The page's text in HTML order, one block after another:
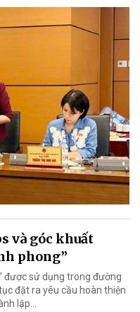
và góc khuất
phong”
được sử dụng trong đường
đặt ra yêu cầu hoàn thiện
lập…